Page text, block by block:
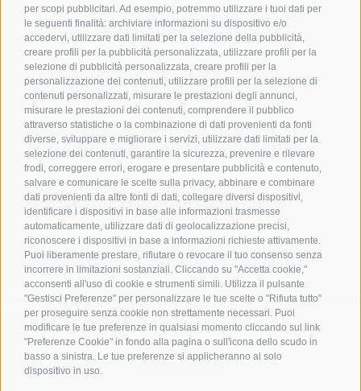
per scopi pubblicitari. Ad esempio, potremmo utilizzare i tuoi dati per
le seguenti finalità: archiviare informazioni su dispositivo e/o
accedervi, utilizzare dati limitati per la selezione della pubblicità,
creare profili per la pubblicità personalizzata, utilizzare profili per la
selezione di pubblicità personalizzata, creare profili per la
personalizzazione dei contenuti, utilizzare profili per la selezione di
contenuti personalizzati, misurare le prestazioni degli annunci,
misurare le prestazioni dei contenuti, comprendere il pubblico
attraverso statistiche o la combinazione di dati provenienti da fonti
diverse, sviluppare e migliorare i servizi, utilizzare dati limitati per la
selezione dei contenuti, garantire la sicurezza, prevenire e rilevare
frodi, correggere errori, erogare e presentare pubblicità e contenuto,
salvare e comunicare le scelte sulla privacy, abbinare e combinare
dati provenienti da altre fonti di dati, collegare diversi dispositivi,
identificare i dispositivi in base alle informazioni trasmesse
automaticamente, utilizzare dati di geolocalizzazione precisi,
riconoscere i dispositivi in base a informazioni richieste attivamente.
Puoi liberamente prestare, rifiutare o revocare il tuo consenso senza
incorrere in limitazioni sostanziali. Cliccando su "Accetta cookie,"
acconsenti all'uso di cookie e strumenti simili. Utilizza il pulsante
"Gestisci Preferenze" per personalizzare le tue scelte o "Rifiuta tutto"
per proseguire senza cookie non strettamente necessari. Puoi
modificare le tue preferenze in qualsiasi momento cliccando sul link
"Preferenze Cookie" in fondo alla pagina o sull'icona dello scudo in
basso a sinistra. Le tue preferenze si applicheranno al solo
dispositivo in uso.
Contatto
Tourist Info Laives
Bronzolo Vadena
Via J.-F.-Kennedy 88
39055 Laives
Tel.+39 0471 950 420
info@laives-leifers.it
ARRIVO